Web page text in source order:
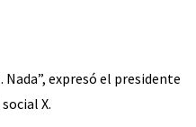
expresó el presidente
X.